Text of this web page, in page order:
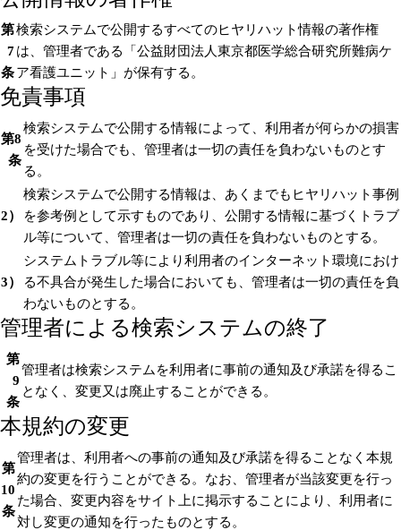
第
7
条
検索システムで公開するすべてのヒヤリハット情報の著作権
は、管理者である「公益財団法人東京都医学総合研究所難病ケ
ア看護ユニット」が保有する。
免責事項
第8
条
検索システムで公開する情報によって、利用者が何らかの損害
を受けた場合でも、管理者は一切の責任を負わないものとす
る。
2）
検索システムで公開する情報は、あくまでもヒヤリハット事例
を参考例として示すものであり、公開する情報に基づくトラブ
ル等について、管理者は一切の責任を負わないものとする。
3）
システムトラブル等により利用者のインターネット環境におけ
る不具合が発生した場合においても、管理者は一切の責任を負
わないものとする。
管理者による検索システムの終了
第
9
条
管理者は検索システムを利用者に事前の通知及び承諾を得るこ
となく、変更又は廃止することができる。
本規約の変更
第
10
条
管理者は、利用者への事前の通知及び承諾を得ることなく本規
約の変更を行うことができる。なお、管理者が当該変更を行っ
た場合、変更内容をサイト上に掲示することにより、利用者に
対し変更の通知を行ったものとする。